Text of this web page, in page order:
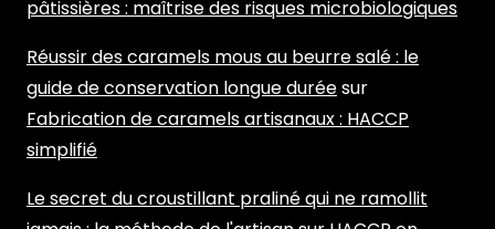
pâtissières : maîtrise des risques microbiologiques
Réussir des caramels mous au beurre salé : le
guide de conservation longue duréesur
Fabrication de caramels artisanaux : HACCP
simplifié
Le secret du croustillant praliné qui ne ramollit